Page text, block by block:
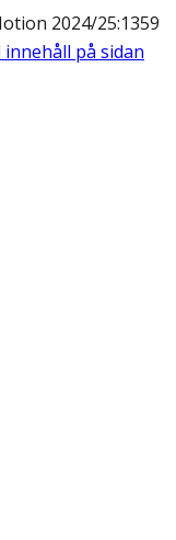
2024/25:1359
innehåll på sidan